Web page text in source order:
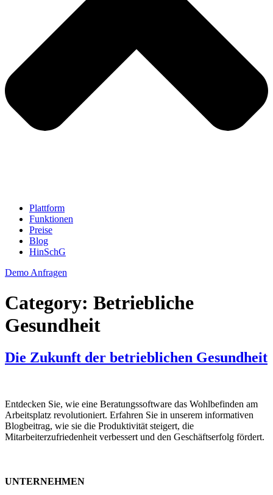
Plattform
Funktionen
Preise
Blog
HinSchG
Demo Anfragen
Category: Betriebliche
Gesundheit
Die Zukunft der betrieblichen Gesundheit
Entdecken Sie, wie eine Beratungssoftware das Wohlbefinden am
Arbeitsplatz revolutioniert. Erfahren Sie in unserem informativen
Blogbeitrag, wie sie die Produktivität steigert, die
Mitarbeiterzufriedenheit verbessert und den Geschäftserfolg fördert.
UNTERNEHMEN